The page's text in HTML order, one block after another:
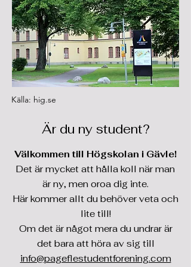
Källa: hig.se
Är du ny student?
Välkommen till Högskolan i Gävle!
Det är mycket att hålla koll när man
är ny, men oroa dig inte.
Här kommer allt du behöver veta och
lite till!
Om det är något mera du undrar är
det bara att höra av sig till
info@pageflestudentforening.com